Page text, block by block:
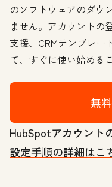
のソフトウェアのダウ
ません。アカウントの
支援、CRMテンプレー
て、すぐに使い始める
無
HubSpotアカウント
設定手順の詳細はこ